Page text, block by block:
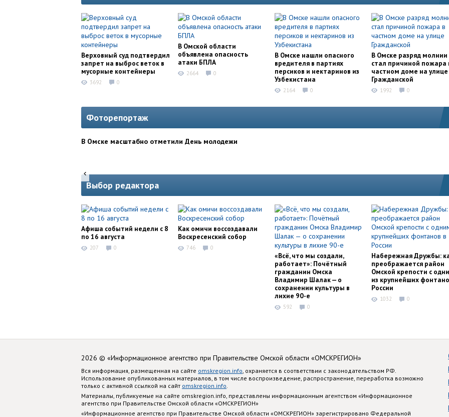
Верховный суд подтвердил
запрет на выброс веток в
мусорные контейнеры
3692 0
В Омской области
объявлена опасность
атаки БПЛА
2664 0
В Омске нашли опасного
вредителя в партиях
персиков и нектаринов из
Узбекистана
2164 0
В Омске разряд молнии
стал причиной пожара
частном доме на улице
Гражданской
1992 0
Фоторепортаж
В Омске масштабно отметили День молодежи
Выбор редактора
Афиша событий недели с 8
по 16 августа
207 0
Как омичи воссоздавали
Воскресенский собор
746 0
«Всё, что мы создали,
работает»: Почётный
гражданин Омска
Владимир Шалак — о
сохранении культуры в
лихие 90-е
592 0
Набережная Дружбы:
преображается район
Омской крепости с
из крупнейших
России
1032 0
2026 © «Информационное агентство при Правительстве Омской области «ОМСКРЕГИОН»
Вся информация, размещенная на сайте omskregion.info , охраняется в соответствии с законодательством РФ.
Использование опубликованных материалов, в том числе воспроизведение, распространение, переработка возможно
только с активной ссылкой на сайт omskregion.info
Материалы, публикуемые на сайте omskregion.info, представлены информационным агентством «Информационное
агентство при Правительстве Омской области «ОМСКРЕГИОН»
«Информационное агентство при Правительстве Омской области «ОМСКРЕГИОН» зарегистрировано Федеральной